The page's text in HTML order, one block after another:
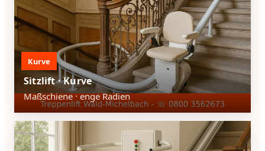
Kurve
Sitzlift · Kurve
Maßschiene · enge Radien